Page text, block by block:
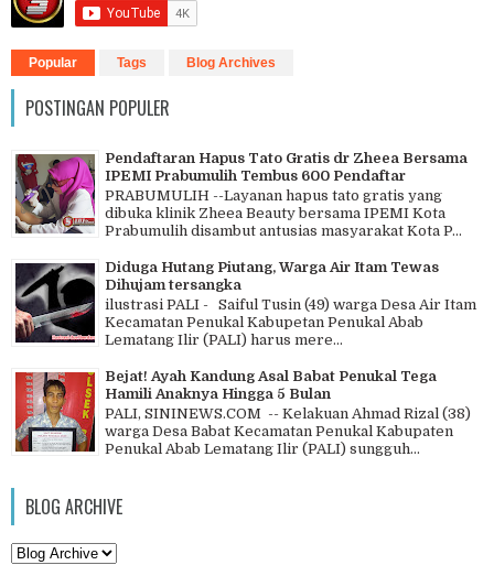
Popular Tags Blog Archives
POSTINGAN POPULER
Pendaftaran Hapus Tato Gratis dr Zheea Bersama
IPEMI Prabumulih Tembus 600 Pendaftar
PRABUMULIH --Layanan hapus tato gratis yang
dibuka klinik Zheea Beauty bersama IPEMI Kota
Prabumulih disambut antusias masyarakat Kota P...
Diduga Hutang Piutang, Warga Air Itam Tewas
Dihujam tersangka
ilustrasi PALI - Saiful Tusin (49) warga Desa Air Itam
Kecamatan Penukal Kabupetan Penukal Abab
Lematang Ilir (PALI) harus mere...
Bejat! Ayah Kandung Asal Babat Penukal Tega
Hamili Anaknya Hingga 5 Bulan
PALI, SININEWS.COM -- Kelakuan Ahmad Rizal (38)
warga Desa Babat Kecamatan Penukal Kabupaten
Penukal Abab Lematang Ilir (PALI) sungguh...
BLOG ARCHIVE